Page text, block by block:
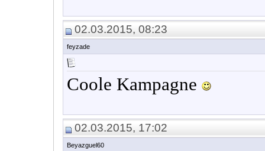
02.03.2015, 08:23
feyzade
Coole Kampagne
02.03.2015, 17:02
Beyazguel60